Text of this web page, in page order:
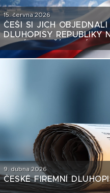
15. června 2026
ČEŠI SI JICH
DLUHOPISY REPUBLIKY
EMISÍM NEPŘÍJEMNÉ
9. dubna 2026
ČESKÉ FIREMNÍ